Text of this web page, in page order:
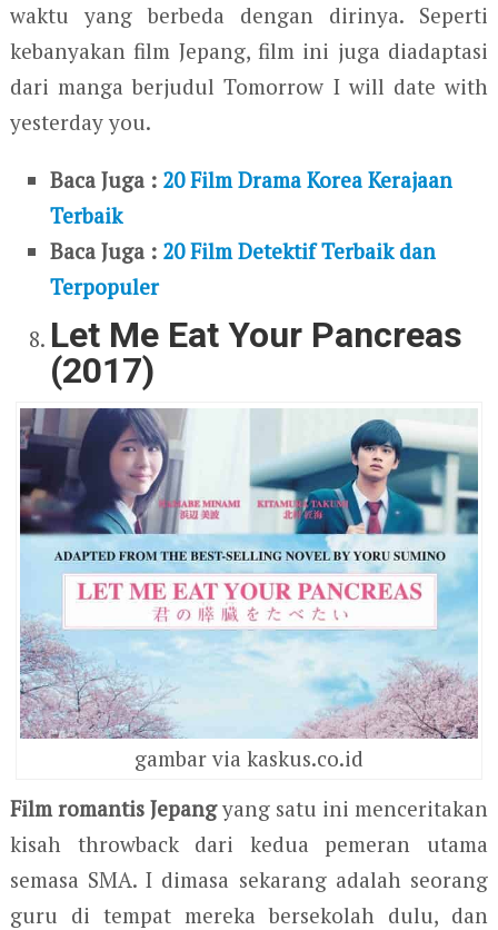
waktu yang berbeda dengan dirinya. Seperti
kebanyakan film Jepang, film ini juga diadaptasi
dari manga berjudul Tomorrow I will date with
yesterday you.
Baca Juga : 20 Film Drama Korea Kerajaan
Terbaik
Baca Juga : 20 Film Detektif Terbaik dan
Terpopuler
Let Me Eat Your Pancreas
(2017)
gambar via kaskus.co.id
Film romantis Jepangyang satu ini menceritakan
kisah throwback dari kedua pemeran utama
semasa SMA. I dimasa sekarang adalah seorang
guru di tempat mereka bersekolah dulu, dan